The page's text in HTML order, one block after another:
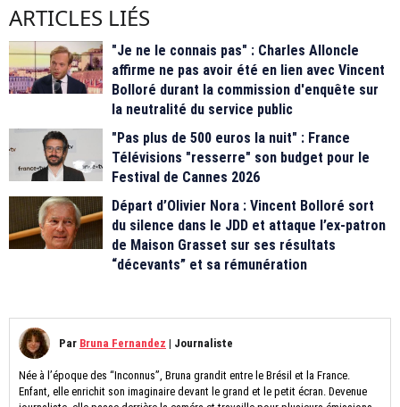
ARTICLES LIÉS
"Je ne le connais pas" : Charles Alloncle
affirme ne pas avoir été en lien avec Vincent
Bolloré durant la commission d'enquête sur
la neutralité du service public
"Pas plus de 500 euros la nuit" : France
Télévisions "resserre" son budget pour le
Festival de Cannes 2026
Départ d’Olivier Nora : Vincent Bolloré sort
du silence dans le JDD et attaque l’ex-patron
de Maison Grasset sur ses résultats
“décevants” et sa rémunération
Par Bruna Fernandez | Journaliste
Née à l’époque des “Inconnus”, Bruna grandit entre le Brésil et la France.
Enfant, elle enrichit son imaginaire devant le grand et le petit écran. Devenue